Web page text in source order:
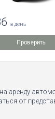
в день
Проверить
аренду
от